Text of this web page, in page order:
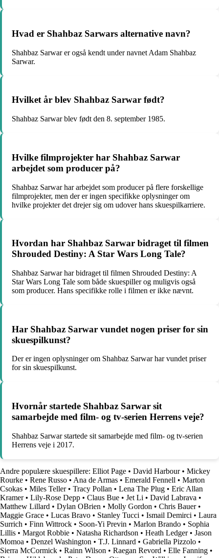
Hvad er Shahbaz Sarwars alternative navn?
Shahbaz Sarwar er også kendt under navnet Adam Shahbaz
Sarwar.
Hvilket år blev Shahbaz Sarwar født?
Shahbaz Sarwar blev født den 8. september 1985.
Hvilke filmprojekter har Shahbaz Sarwar
arbejdet som producer på?
Shahbaz Sarwar har arbejdet som producer på flere forskellige
filmprojekter, men der er ingen specifikke oplysninger om
hvilke projekter det drejer sig om udover hans skuespilkarriere.
Hvordan har Shahbaz Sarwar bidraget til filmen
Shrouded Destiny: A Star Wars Long Tale?
Shahbaz Sarwar har bidraget til filmen Shrouded Destiny: A
Star Wars Long Tale som både skuespiller og muligvis også
som producer. Hans specifikke rolle i filmen er ikke nævnt.
Har Shahbaz Sarwar vundet nogen priser for sin
skuespilkunst?
Der er ingen oplysninger om Shahbaz Sarwar har vundet priser
for sin skuespilkunst.
Hvornår startede Shahbaz Sarwar sit
samarbejde med film- og tv-serien Herrens veje?
Shahbaz Sarwar startede sit samarbejde med film- og tv-serien
Herrens veje i 2017.
Andre populære skuespillere: Elliot Page • David Harbour• Mickey
Rourke • Rene Russo • Ana de Armas • Emerald Fennell • Marton
Csokas • Miles Teller• Tracy Pollan • Lena The Plug • Eric Allan
Kramer• Lily-Rose Depp • Claus Bue • Jet Li • David Labrava •
Matthew Lillard • Dylan OBrien • Molly Gordon • Chris Bauer•
Maggie Grace • Lucas Bravo • Stanley Tucci • Ismail Demirci • Laura
Surrich • Finn Wittrock • Soon-Yi Previn • Marlon Brando • Sophia
Lillis • Margot Robbie • Natasha Richardson • Heath Ledger• Jason
Momoa • Denzel Washington • T.J. Linnard • Gabriella Pizzolo •
Sierra McCormick • Rainn Wilson • Raegan Revord • Elle Fanning •